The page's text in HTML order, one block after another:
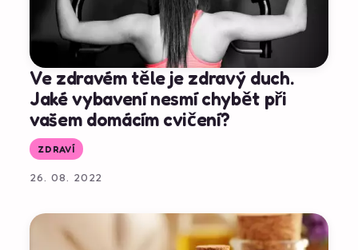
Ve zdravém těle je zdravý duch.
Jaké vybavení nesmí chybět při
vašem domácím cvičení?
ZDRAVÍ
26. 08. 2022